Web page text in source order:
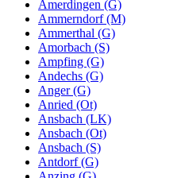
Amerdingen (G)
Ammerndorf (M)
Ammerthal (G)
Amorbach (S)
Ampfing (G)
Andechs (G)
Anger (G)
Anried (Ot)
Ansbach (LK)
Ansbach (Ot)
Ansbach (S)
Antdorf (G)